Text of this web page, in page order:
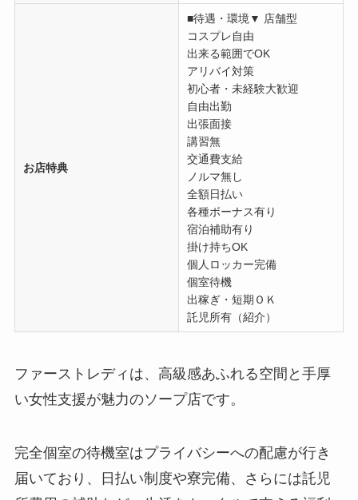
お店特典
■待遇・環境▼ 店舗型
コスプレ自由
出来る範囲でOK
アリバイ対策
初心者・未経験大歓迎
自由出勤
出張面接
講習無
交通費支給
ノルマ無し
全額日払い
各種ボーナス有り
宿泊補助有り
掛け持ちOK
個人ロッカー完備
個室待機
出稼ぎ・短期ＯＫ
託児所有（紹介）
ファーストレディは、高級感あふれる空間と手厚
い女性支援が魅力のソープ店です。
完全個室の待機室はプライバシーへの配慮が行き
届いており、日払い制度や寮完備、さらには託児